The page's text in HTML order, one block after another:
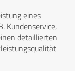
eines
Kundenservice,
detaillierten